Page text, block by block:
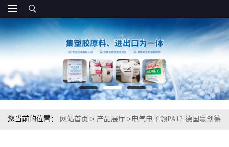
您当前的位置： 网站首页 > 产品展厅 >电气电子领PA12 德国赢创德